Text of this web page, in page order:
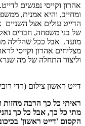
אהרון וקייסי נפגשים
ומחייב, והיא אמנית,
הדייט עולים אצל
של בני משפחה, חברים
מועד. אבל ככל שהלילה
מצליחים אהרון וקייסי
וליצור התחלה של מה
דייט ראשון צילום (רדי
ראיתי כל כך הרבה מחזות
מתי כל כך, אבל כל כך
הקסום 'דייט ראשון'